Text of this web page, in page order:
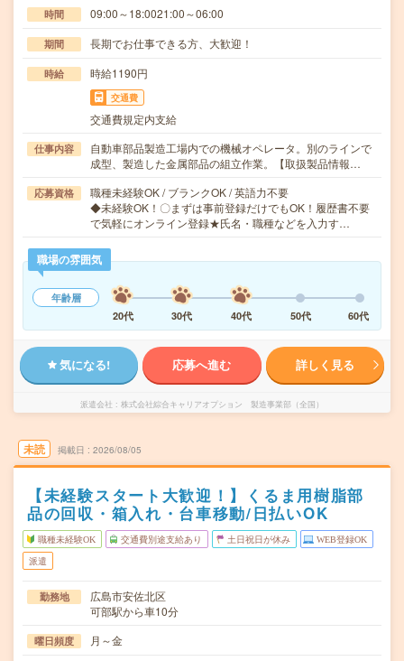
時間 09:00～18:0021:00～06:00
期間 長期でお仕事できる方、大歓迎！
時給 時給1190円
交通費
交通費規定内支給
仕事内容
自動車部品製造工場内での機械オペレータ。別のラインで
成型、製造した金属部品の組立作業。【取扱製品情報…
応募資格
職種未経験OK / ブランクOK / 英語力不要
◆未経験OK！〇まずは事前登録だけでもOK！履歴書不要
で気軽にオンライン登録★氏名・職種などを入力す…
職場の雰囲気
年齢層
20代
30代 40代 50代 60代
気になる! 応募へ進む 詳しく見る
派遣会社 株式会社綜合キャリアオプション 製造事業部（全国）
未読 掲載日 2026/08/05
【未経験スタート大歓迎！】くるま用樹脂部
品の回収・箱入れ・台車移動/日払いOK
職種未経験OK 交通費別途支給あり 土日祝日が休み WEB登録OK
派遣
勤務地
広島市安佐北区
可部駅から車10分
曜日頻度 月～金